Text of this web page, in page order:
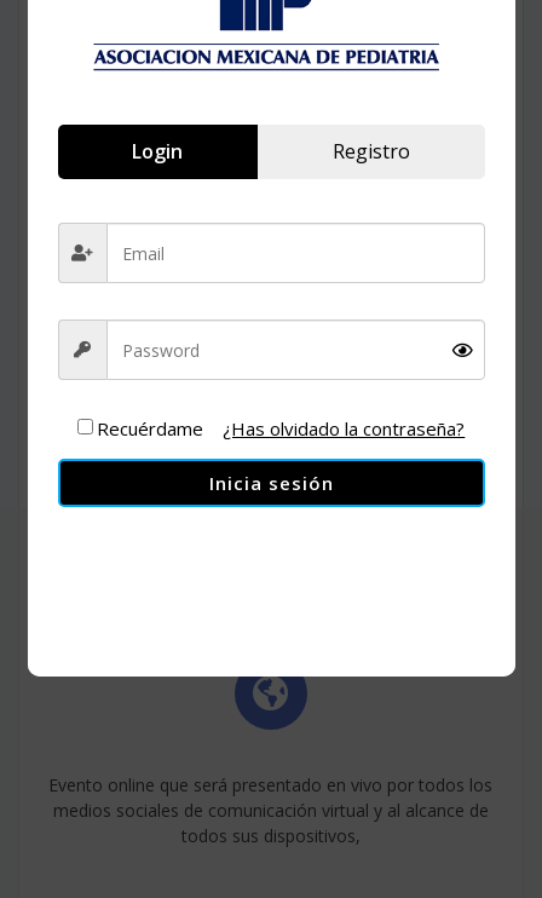
Evento online que será presentado en vivo por todos los
medios sociales de comunicación virtual y al alcance de
todos sus dispositivos,
Login Registro
Recuérdame ¿Has olvidado la contraseña?
Inicia sesión